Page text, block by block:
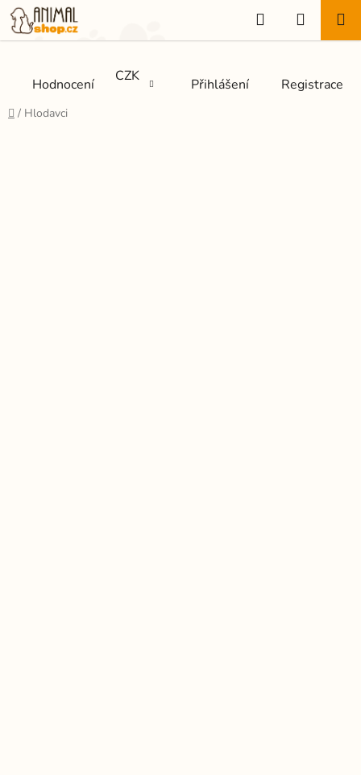
Přejít
na
obsah
Hodnocení CZK Přihlášení Registrace
Hledat
KOŠÍK
Domů
/ Hlodavci